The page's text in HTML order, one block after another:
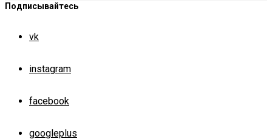
Подписывайтесь
vk
instagram
facebook
googleplus